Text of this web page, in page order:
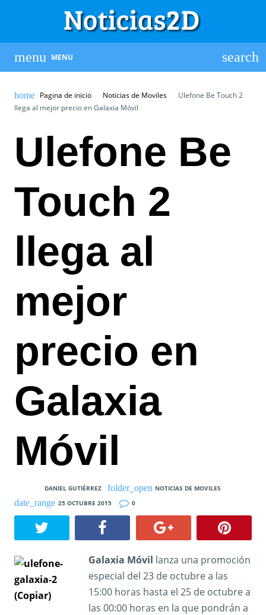
MENU
Pagina de inicio Noticias de Moviles
Ulefone Be Touch 2
llega al mejor precio en Galaxia Móvil
Ulefone Be
Touch 2
llega al
mejor
precio en
Galaxia
Móvil
DANIEL GUTIÉRREZ
NOTICIAS DE MOVILES
25 OCTUBRE 2015
0
Galaxia Móvil lanza una promoción
especial del 23 de octubre a las
15:00 horas hasta el 25 de octubre a
las 00:00 horas en la que pondrán a